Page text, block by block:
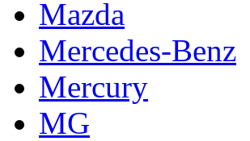
Mazda
Mercedes-Benz
Mercury
MG